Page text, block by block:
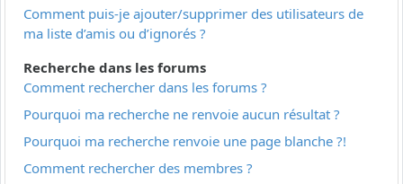
Comment puis-je ajouter/supprimer des utilisateurs de
ma liste d’amis ou d’ignorés ?
Recherche dans les forums
Comment rechercher dans les forums ?
Pourquoi ma recherche ne renvoie aucun résultat ?
Pourquoi ma recherche renvoie une page blanche ?!
Comment rechercher des membres ?